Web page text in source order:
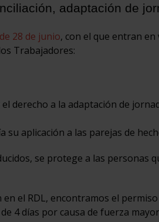
adaptación de
28 de junio, con el que entran
Trabajadores:
derecho a la adaptación de
su aplicación a las parejas de
se protege a las personas
el RDL, encontramos el
4 días por causa de fuerza